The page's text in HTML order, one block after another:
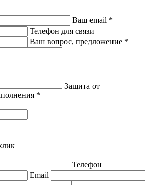
Ваш email *
Телефон для связи
Ваш вопрос, предложение *
Защита от
*
Телефон
Email